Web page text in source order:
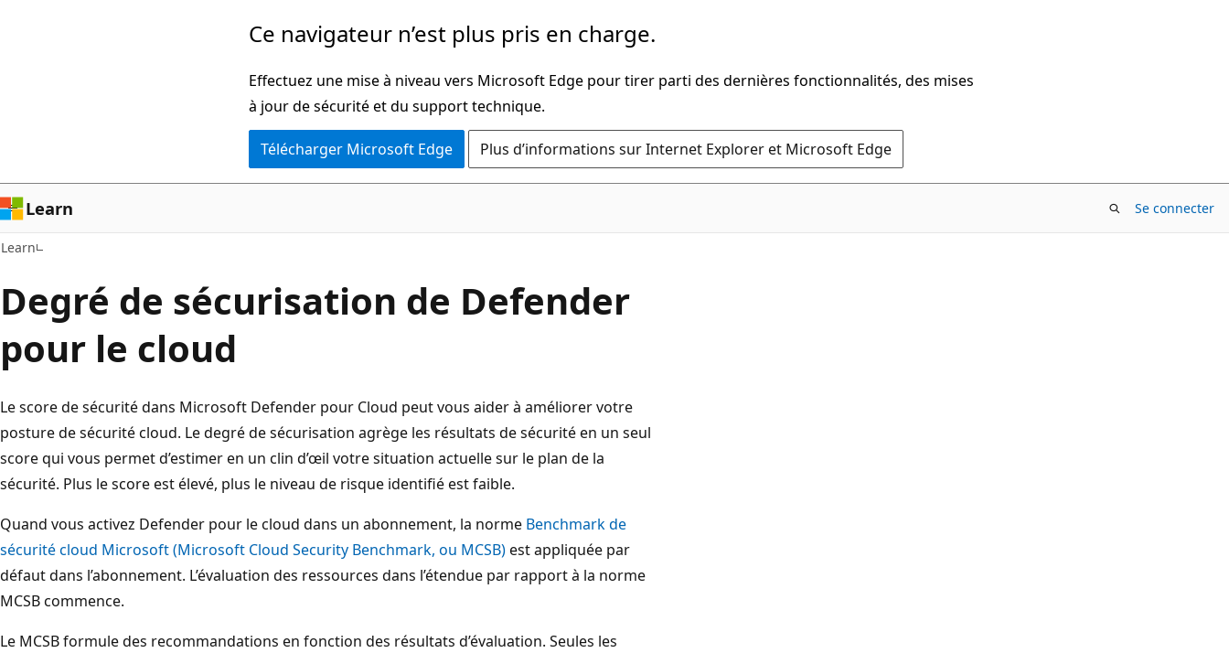
Ce navigateur n’est plus pris en charge.
Effectuez une mise à niveau vers Microsoft Edge pour tirer parti des dernières fonctionnalités, des mises
à jour de sécurité et du support technique.
Télécharger Microsoft Edge Plus d’informations sur Internet Explorer et Microsoft Edge
Learn Se connecter
Learn
Degré de sécurisation de Defender
pour le cloud
Le score de sécurité dans Microsoft Defender pour Cloud peut vous aider à améliorer votre
posture de sécurité cloud. Le degré de sécurisation agrège les résultats de sécurité en un seul
score qui vous permet d’estimer en un clin d’œil votre situation actuelle sur le plan de la
sécurité. Plus le score est élevé, plus le niveau de risque identifié est faible.
Quand vous activez Defender pour le cloud dans un abonnement, la norme Benchmark de
sécurité cloud Microsoft (Microsoft Cloud Security Benchmark, ou MCSB)est appliquée par
défaut dans l’abonnement. L’évaluation des ressources dans l’étendue par rapport à la norme
MCSB commence.
Le MCSB formule des recommandations en fonction des résultats d’évaluation. Seules les